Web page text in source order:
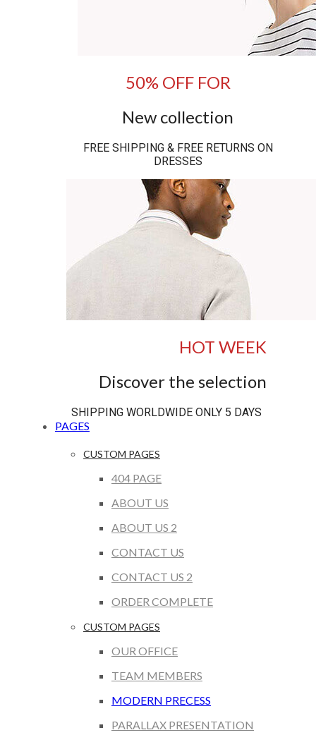
50% OFF FOR
New collection
FREE SHIPPING & FREE RETURNS ON
DRESSES
HOT WEEK
Discover the selection
SHIPPING WORLDWIDE ONLY 5 DAYS
PAGES
CUSTOM PAGES
404 PAGE
ABOUT US
ABOUT US 2
CONTACT US
CONTACT US 2
ORDER COMPLETE
CUSTOM PAGES
OUR OFFICE
TEAM MEMBERS
MODERN PRECESS
PARALLAX PRESENTATION